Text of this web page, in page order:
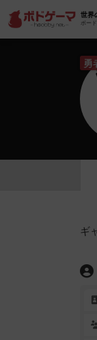
世界
ボー
勇
ギ